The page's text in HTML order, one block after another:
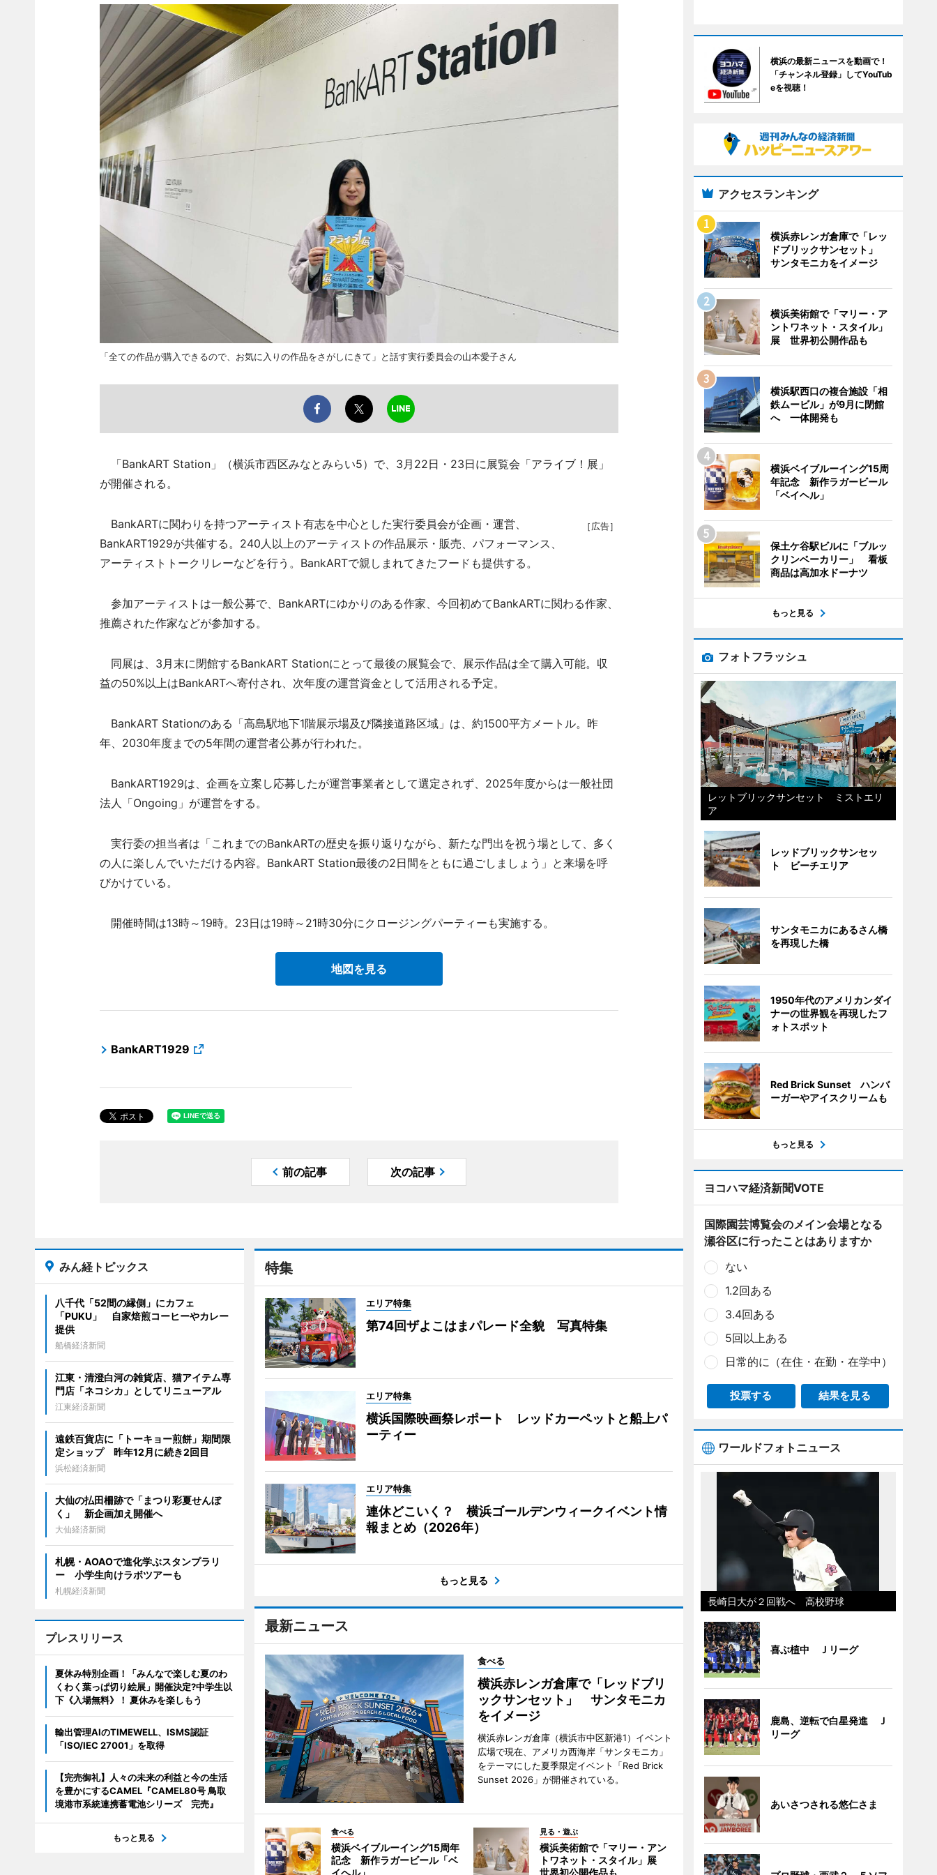
「全ての作品が購入できるので、お気に入りの作品をさがしにきて」と話す実行委員会の山本愛子さん
「BankART Station」（横浜市西区みなとみらい5）で、3月22日・23日に展覧会「アライブ！展」
が開催される。
［広告］
BankARTに関わりを持つアーティスト有志を中心とした実行委員会が企画・運営、
BankART1929が共催する。240人以上のアーティストの作品展示・販売、パフォーマンス、
アーティストトークリレーなどを行う。BankARTで親しまれてきたフードも提供する。
参加アーティストは一般公募で、BankARTにゆかりのある作家、今回初めてBankARTに関わる作家、
推薦された作家などが参加する。
同展は、3月末に閉館するBankART Stationにとって最後の展覧会で、展示作品は全て購入可能。収
益の50%以上はBankARTへ寄付され、次年度の運営資金として活用される予定。
BankART Stationのある「高島駅地下1階展示場及び隣接道路区域」は、約1500平方メートル。昨
年、2030年度までの5年間の運営者公募が行われた。
BankART1929は、企画を立案し応募したが運営事業者として選定されず、2025年度からは一般社団
法人「Ongoing」が運営をする。
実行委の担当者は「これまでのBankARTの歴史を振り返りながら、新たな門出を祝う場として、多く
の人に楽しんでいただける内容。BankART Station最後の2日間をともに過ごしましょう」と来場を呼
びかけている。
開催時間は13時～19時。23日は19時～21時30分にクロージングパーティーも実施する。
地図を見る
BankART1929
前の記事 次の記事
特集
エリア特集
第74回ザよこはまパレード全貌 写真特集
エリア特集
横浜国際映画祭レポート レッドカーペットと船上パ
ーティー
エリア特集
連休どこいく？ 横浜ゴールデンウィークイベント情
報まとめ（2026年）
もっと見る
最新ニュース
食べる
横浜赤レンガ倉庫で「レッドブリ
ックサンセット」 サンタモニカ
をイメージ
横浜赤レンガ倉庫（横浜市中区新港1）イベント
広場で現在、アメリカ西海岸「サンタモニカ」
をテーマにした夏季限定イベント「Red Brick
Sunset 2026」が開催されている。
食べる
横浜ベイブルーイング15周年
記念 新作ラガービール「ベ
イヘル」
見る・遊ぶ
横浜美術館で「マリー・アン
トワネット・スタイル」展
世界初公開作品も
みん経トピックス
八千代「52間の縁側」にカフェ
「PUKU」 自家焙煎コーヒーやカレー
提供
船橋経済新聞
江東・清澄白河の雑貨店、猫アイテム専
門店「ネコシカ」としてリニューアル
江東経済新聞
遠鉄百貨店に「トーキョー煎餅」期間限
定ショップ 昨年12月に続き2回目
浜松経済新聞
大仙の払田柵跡で「まつり彩夏せんぼ
く」 新企画加え開催へ
大仙経済新聞
札幌・AOAOで進化学ぶスタンプラリ
ー 小学生向けラボツアーも
札幌経済新聞
プレスリリース
夏休み特別企画！「みんなで楽しむ夏のわ
くわく葉っぱ切り絵展」開催決定?中学生以
下《入場無料》！ 夏休みを楽しもう
輸出管理AIのTIMEWELL、ISMS認証
「ISO/IEC 27001」を取得
【完売御礼】人々の未来の利益と今の生活
を豊かにするCAMEL『CAMEL80号 鳥取
境港市系統連携蓄電池シリーズ 完売』
もっと見る
横浜の最新ニュースを動画で！
「チャンネル登録」してYouTub
eを視聴！
アクセスランキング
横浜赤レンガ倉庫で「レッ
ドブリックサンセット」
サンタモニカをイメージ
横浜美術館で「マリー・ア
ントワネット・スタイル」
展 世界初公開作品も
横浜駅西口の複合施設「相
鉄ムービル」が9月に閉館
へ 一体開発も
横浜ベイブルーイング15周
年記念 新作ラガービール
「ベイヘル」
保土ケ谷駅ビルに「ブルッ
クリンベーカリー」 看板
商品は高加水ドーナツ
もっと見る
フォトフラッシュ
レットブリックサンセット ミストエリ
ア
レッドブリックサンセッ
ト ビーチエリア
サンタモニカにあるさん橋
を再現した橋
1950年代のアメリカンダイ
ナーの世界観を再現したフ
ォトスポット
Red Brick Sunset ハンバ
ーガーやアイスクリームも
もっと見る
ヨコハマ経済新聞VOTE
国際園芸博覧会のメイン会場となる
瀬谷区に行ったことはありますか
ない
1.2回ある
3.4回ある
5回以上ある
日常的に（在住・在勤・在学中）
投票する 結果を見る
ワールドフォトニュース
長崎日大が２回戦へ 高校野球
喜ぶ植中 Ｊリーグ
鹿島、逆転で白星発進 Ｊ
リーグ
あいさつされる悠仁さま